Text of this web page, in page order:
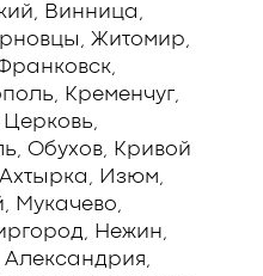
Винница,
Житомир,
Кременчуг,
Обухов, Кривой
Изюм,
Мукачево,
Нежин,